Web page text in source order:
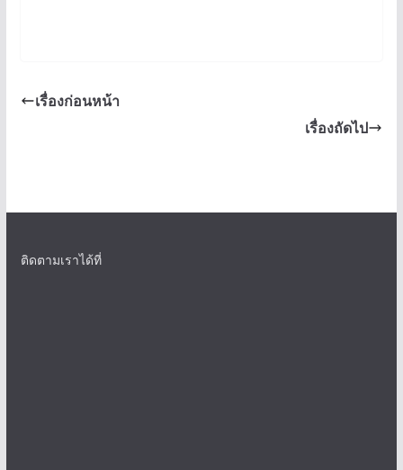
เรื่องก่อนหน้า
เรื่องถัดไป
ติดตามเราได้ที่